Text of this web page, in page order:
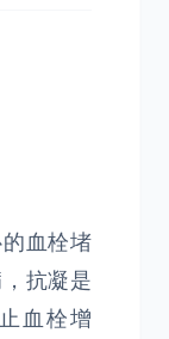
血栓堵
抗凝是
血栓增